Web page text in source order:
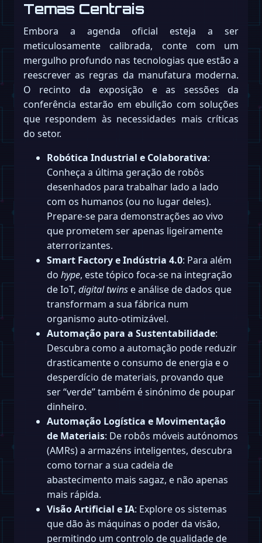
Temas Centrais
Embora a agenda oficial esteja a ser
meticulosamente calibrada, conte com um
mergulho profundo nas tecnologias que estão a
reescrever as regras da manufatura moderna.
O recinto da exposição e as sessões da
conferência estarão em ebulição com soluções
que respondem às necessidades mais críticas
do setor.
Robótica Industrial e Colaborativa:
Conheça a última geração de robôs
desenhados para trabalhar lado a lado
com os humanos (ou no lugar deles).
Prepare-se para demonstrações ao vivo
que prometem ser apenas ligeiramente
aterrorizantes.
Smart Factory e Indústria 4.0: Para além
do hype, este tópico foca-se na integração
de IoT, digital twins e análise de dados que
transformam a sua fábrica num
organismo auto-otimizável.
Automação para a Sustentabilidade:
Descubra como a automação pode reduzir
drasticamente o consumo de energia e o
desperdício de materiais, provando que
ser “verde” também é sinónimo de poupar
dinheiro.
Automação Logística e Movimentação
de Materiais: De robôs móveis autónomos
(AMRs) a armazéns inteligentes, descubra
como tornar a sua cadeia de
abastecimento mais sagaz, e não apenas
mais rápida.
Visão Artificial e IA: Explore os sistemas
que dão às máquinas o poder da visão,
permitindo um controlo de qualidade de